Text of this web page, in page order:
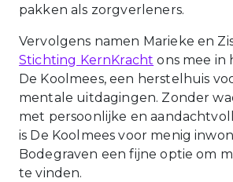
pakken als zorgverleners.
Vervolgens namen Marieke en
Stichting KernKracht ons mee in
De Koolmees, een herstelhuis
mentale uitdagingen. Zonder
met persoonlijke en
is De Koolmees voor menig
Bodegraven een fijne optie om
te vinden.